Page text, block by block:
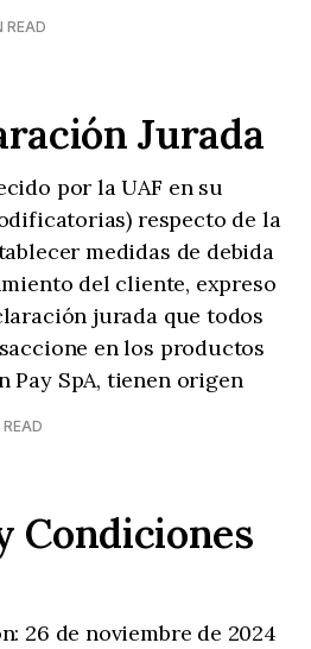
READ
Jurada
por la UAF en su
respecto de la
medidas de debida
del cliente, expreso
jurada que todos
en los productos
Pay SpA, tienen origen
READ
Condiciones
26 de noviembre de 2024